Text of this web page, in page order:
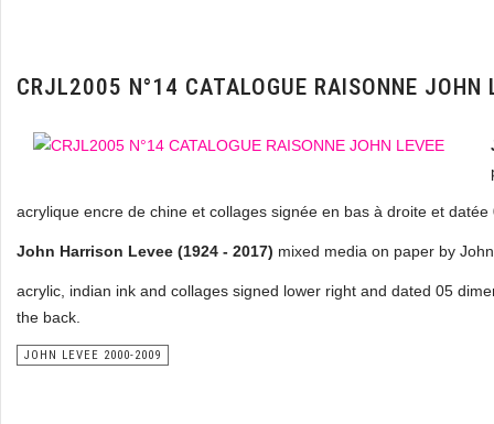
CRJL2005 N°14 CATALOGUE RAISONNE JOHN
acrylique encre de chine et collages signée en bas à droite et
John Harrison Levee (1924 - 2017) mixed media on paper by
acrylic, indian ink and collages signed lower right and dated 05
the back.
JOHN LEVEE 2000-2009